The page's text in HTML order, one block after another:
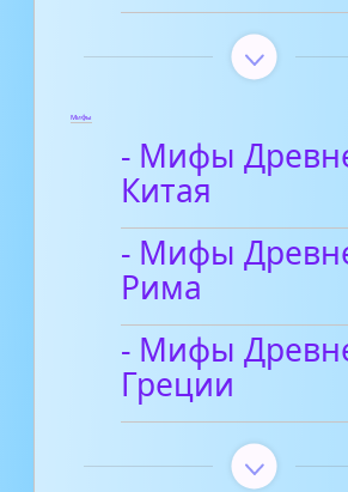
Мифы
- Мифы
Китая
- Мифы
Рима
- Мифы
Греции